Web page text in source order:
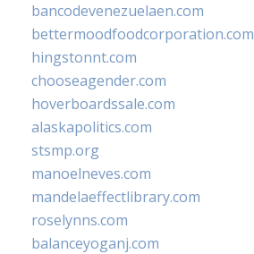
bancodevenezuelaen.com
bettermoodfoodcorporation.com
hingstonnt.com
chooseagender.com
hoverboardssale.com
alaskapolitics.com
stsmp.org
manoelneves.com
mandelaeffectlibrary.com
roselynns.com
balanceyoganj.com